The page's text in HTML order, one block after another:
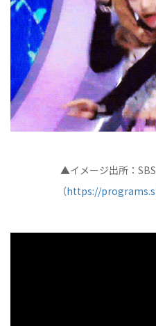
▲イメージ出所：
（https://